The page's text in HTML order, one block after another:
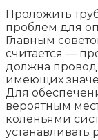
Проложить
проблем для
Главным
считается —
должна
имеющих
Для
вероятным
коленьями
устанавливать